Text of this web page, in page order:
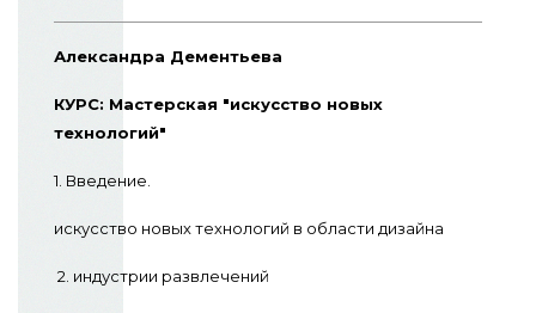
Александра Дементьева
КУРС: Мастерская "искусство новых
технологий"
1. Введение.
искусство новых технологий в области дизайна
2. индустрии развлечений